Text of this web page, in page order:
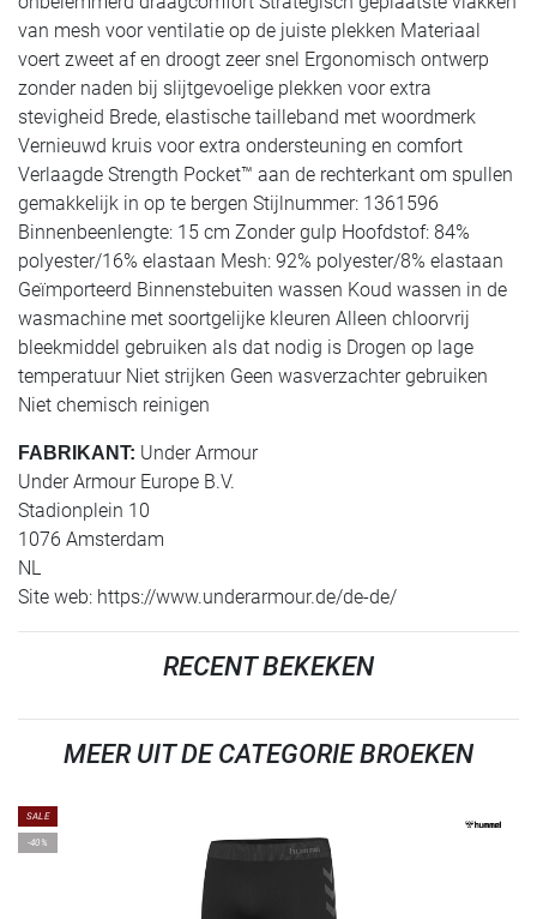
van mesh voor ventilatie op de juiste plekken Materiaal
voert zweet af en droogt zeer snel Ergonomisch ontwerp
zonder naden bij slijtgevoelige plekken voor extra
stevigheid Brede, elastische tailleband met woordmerk
Vernieuwd kruis voor extra ondersteuning en comfort
Verlaagde Strength Pocket™ aan de rechterkant om spullen
gemakkelijk in op te bergen Stijlnummer: 1361596
Binnenbeenlengte: 15 cm Zonder gulp Hoofdstof: 84%
polyester/16% elastaan Mesh: 92% polyester/8% elastaan
Geïmporteerd Binnenstebuiten wassen Koud wassen in de
wasmachine met soortgelijke kleuren Alleen chloorvrij
bleekmiddel gebruiken als dat nodig is Drogen op lage
temperatuur Niet strijken Geen wasverzachter gebruiken
Niet chemisch reinigen
FABRIKANT: Under Armour
Under Armour Europe B.V.
Stadionplein 10
1076 Amsterdam
NL
Site web: https://www.underarmour.de/de-de/
RECENT BEKEKEN
MEER UIT DE CATEGORIE BROEKEN
SALE
-40%